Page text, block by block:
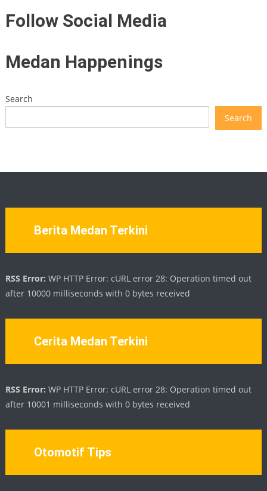
Follow Social Media
Medan Happenings
Search
Search
Berita Medan Terkini
RSS Error: WP HTTP Error: cURL error 28: Operation timed out
after 10000 milliseconds with 0 bytes received
Cerita Medan Terkini
RSS Error: WP HTTP Error: cURL error 28: Operation timed out
after 10001 milliseconds with 0 bytes received
Otomotif Tips